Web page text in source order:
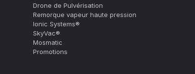
Drone de Pulvérisation
Remorque vapeur haute pression
Ionic Systems®
SkyVac®
Mosmatic
Promotions